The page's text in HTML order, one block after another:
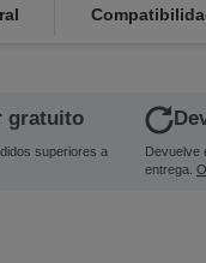
gratuito
superiores a
Devuelve
entrega.